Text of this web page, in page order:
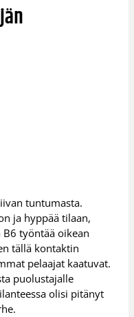
tuntumasta.
ja hyppää tilaan,
B6 työntää oikean
tällä kontaktin
pelaajat kaatuvat.
puolustajalle
olisi pitänyt